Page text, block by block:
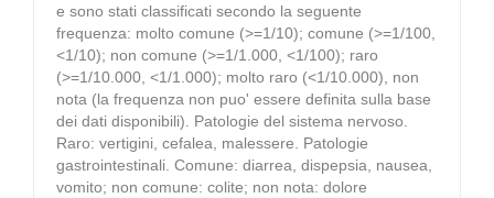
e sono stati classificati secondo la seguente
frequenza: molto comune (>=1/10); comune (>=1/100,
<1/10); non comune (>=1/1.000, <1/100); raro
(>=1/10.000, <1/1.000); molto raro (<1/10.000), non
nota (la frequenza non puo' essere definita sulla base
dei dati disponibili). Patologie del sistema nervoso.
Raro: vertigini, cefalea, malessere. Patologie
gastrointestinali. Comune: diarrea, dispepsia, nausea,
vomito; non comune: colite; non nota: dolore